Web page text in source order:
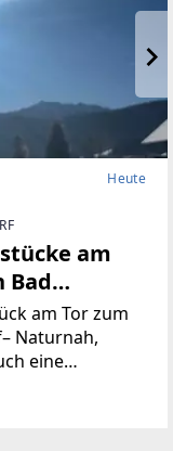
Heute
am
Bad
und
am Tor zum
Naturnah,
eine
mit der